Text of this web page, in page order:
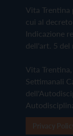
Vita
cui al
Indicazione
dell'art. 5 del
Vita
Settimanali